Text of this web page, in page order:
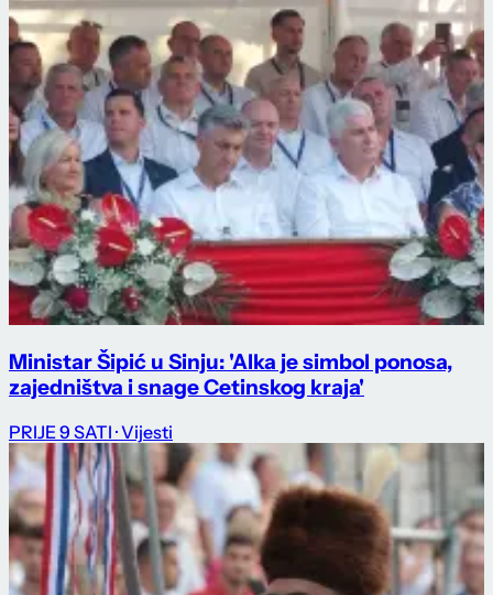
Ministar Šipić u Sinju: 'Alka je simbol ponosa,
zajedništva i snage Cetinskog kraja'
PRIJE 9 SATI · Vijesti